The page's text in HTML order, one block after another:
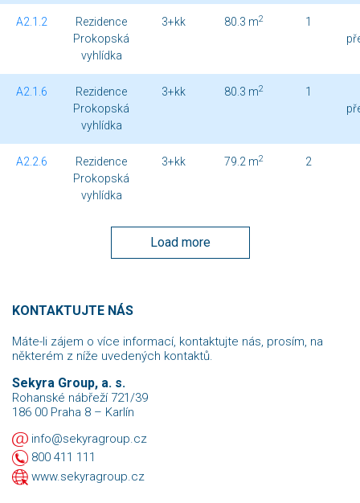
A2.1.2
Rezidence
Prokopská
vyhlídka
3+kk 80.3 m2
1
A2.1.6
Rezidence
Prokopská
vyhlídka
3+kk 80.3 m2
1
A2.2.6
Rezidence
Prokopská
vyhlídka
3+kk 79.2 m2 2
Load more
KONTAKTUJTE NÁS
Máte-li zájem o více informací, kontaktujte nás, prosím, na
některém z níže uvedených kontaktů.
Sekyra Group, a. s.
Rohanské nábřeží 721/39
186 00 Praha 8 – Karlín
info@sekyragroup.cz
800 411 111
www.sekyragroup.cz